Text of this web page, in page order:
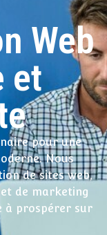
Web
et
pour une
Nous
de sites web,
de marketing
à prospérer sur